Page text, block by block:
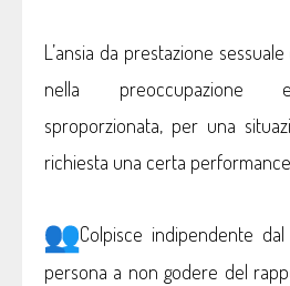
L’ansia da prestazione
nella preoccupazione
sproporzionata, per una
richiesta una certa
Colpisce indipendente
persona a non godere del